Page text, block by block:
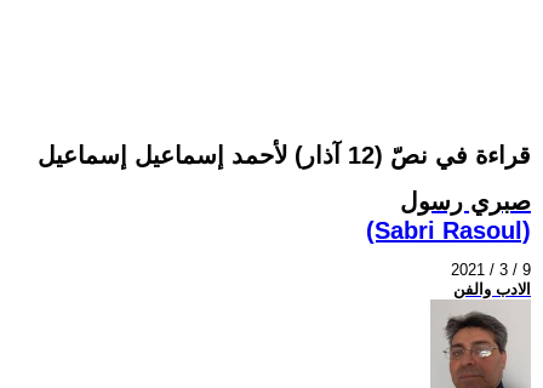
قراءة في نصّ (12 آذار) لأحمد إسماعيل إسماعيل
صبري رسول
(Sabri Rasoul)
2021 / 3 / 9
الادب والفن